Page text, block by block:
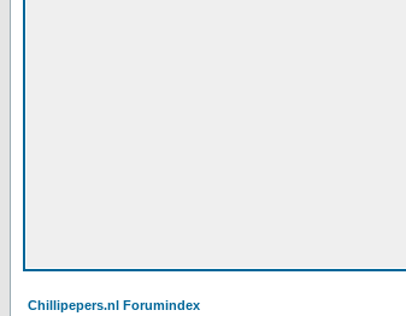
Chillipepers.nl Forumindex